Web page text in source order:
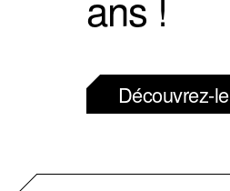
Découvrez-le